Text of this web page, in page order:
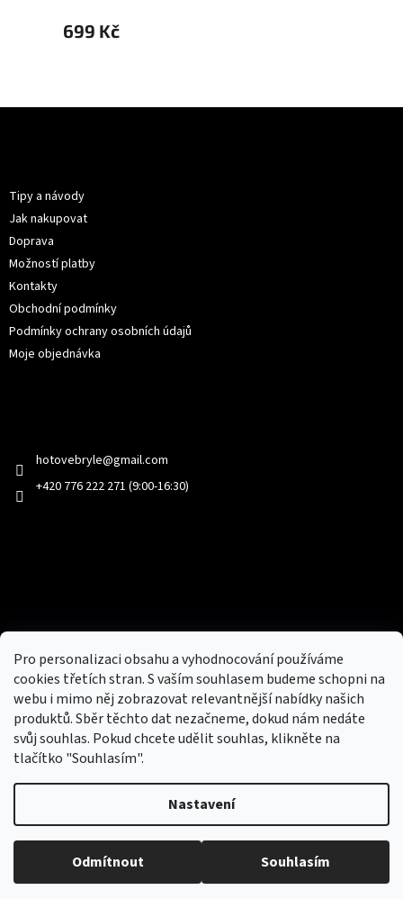
Pro personalizaci obsahu a vyhodnocování používáme
cookies třetích stran. S vaším souhlasem budeme schopni na
webu i mimo něj zobrazovat relevantnější nabídky našich
produktů. Sběr těchto dat nezačneme, dokud nám nedáte
svůj souhlas. Pokud chcete udělit souhlas, klikněte na
tlačítko "Souhlasím".
Nastavení
Odmítnout Souhlasím
699 Kč
Tipy a návody
Jak nakupovat
Doprava
Možností platby
Kontakty
Obchodní podmínky
Podmínky ochrany osobních údajů
Moje objednávka
hotovebryle@gmail.com
+420 776 222 271 (9:00-16:30)
Nový obchod s batohy, cestovními zavazadly, tašky a peněženky
Copyright 2026hotovebryle.cz
. Všechna práva